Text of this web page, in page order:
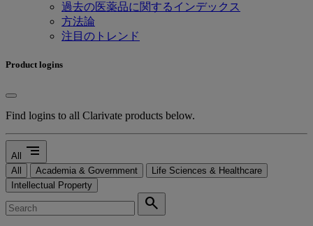
過去の医薬品に関するインデックス
方法論
注目のトレンド
Product logins
Find logins to all Clarivate products below.
All segment
All Academia & Government
Life Sciences & Healthcare
Intellectual Property
search